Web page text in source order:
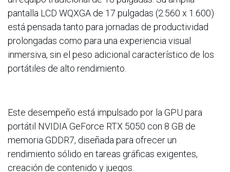
pantalla LCD WQXGA de 17 pulgadas (2.560 x 1.600)
está pensada tanto para jornadas de productividad
prolongadas como para una experiencia visual
inmersiva, sin el peso adicional característico de los
portátiles de alto rendimiento.
Este desempeño está impulsado por la GPU para
portátil NVIDIA GeForce RTX 5050 con 8 GB de
memoria GDDR7, diseñada para ofrecer un
rendimiento sólido en tareas gráficas exigentes,
creación de contenido y juegos.